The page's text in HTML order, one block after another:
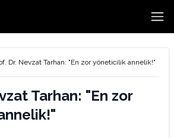
Dr. Nevzat Tarhan: "En zor yöneticilik annelik!"
Tarhan: "En zor